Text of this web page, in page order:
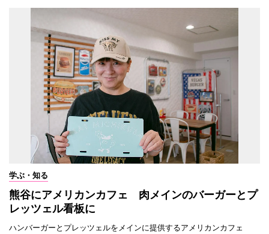
学ぶ・知る
熊谷にアメリカンカフェ 肉メインのバーガーとプ
レッツェル看板に
ハンバーガーとプレッツェルをメインに提供するアメリカンカフェ